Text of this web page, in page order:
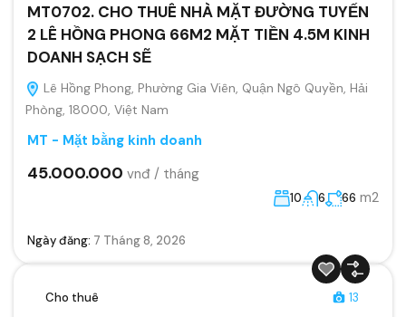
MT0702. CHO THUÊ NHÀ MẶT ĐƯỜNG TUYẾN
2 LÊ HỒNG PHONG 66M2 MẶT TIỀN 4.5M KINH
DOANH SẠCH SẼ
Lê Hồng Phong, Phường Gia Viên, Quận Ngô Quyền, Hải
Phòng, 18000, Việt Nam
MT - Mặt bằng kinh doanh
45.000.000 vnđ / tháng
10 6 66 m2
Ngày đăng: 7 Tháng 8, 2026
Cho thuê 13